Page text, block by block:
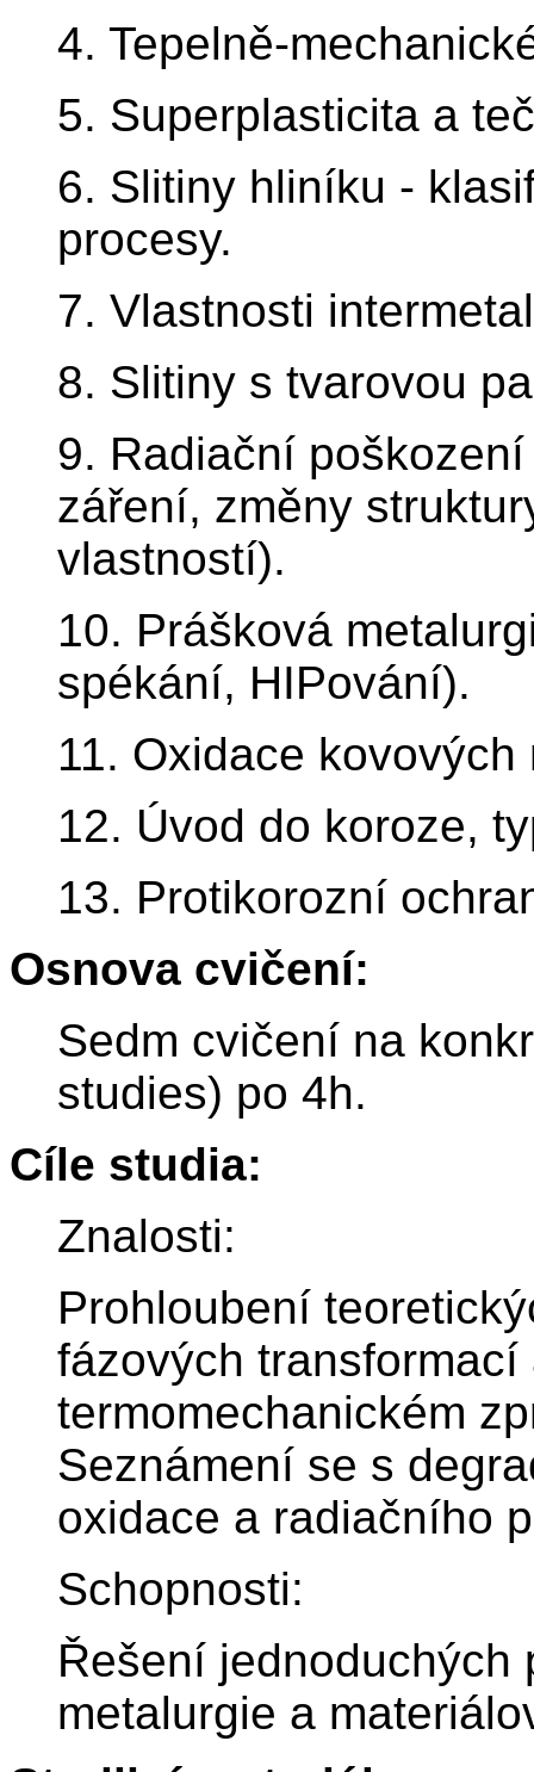
4. Tepelně-
5. Superplasticita a
6. Slitiny hliníku -
procesy.
7. Vlastnosti
8. Slitiny s tvarovou
9. Radiační
záření, změny
vlastností).
10. Prášková
spékání, HIPování).
11. Oxidace kovových
12. Úvod do koroze,
13. Protikorozní
Osnova cvičení:
Sedm cvičení na
studies) po 4h.
Cíle studia:
Znalosti:
Prohloubení
fázových
termomechanickém
Seznámení se s
oxidace a radiačního
Schopnosti:
Řešení jednoduchých
metalurgie a